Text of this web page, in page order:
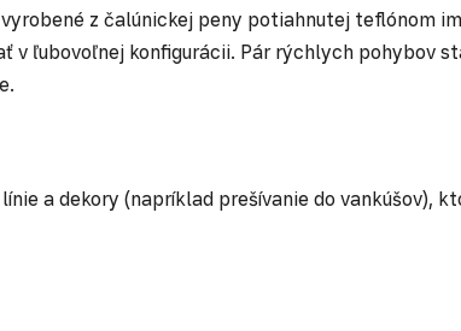
z čalúnickej peny potiahnutej teflónom
ľubovoľnej konfigurácii. Pár rýchlych pohybov
a dekory (napríklad prešívanie do vankúšov),